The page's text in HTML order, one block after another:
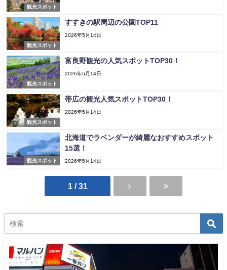
観光スポット
観光スポット
すすきの駅周辺の公園TOP11
2026年5月14日
観光スポット
富良野観光の人気スポットTOP30！
2026年5月14日
観光スポット
帯広の観光人気スポットTOP30！
2026年5月14日
観光スポット
北海道でラベンダーが綺麗なおすすめスポット
15選！
2026年5月14日
1 / 31